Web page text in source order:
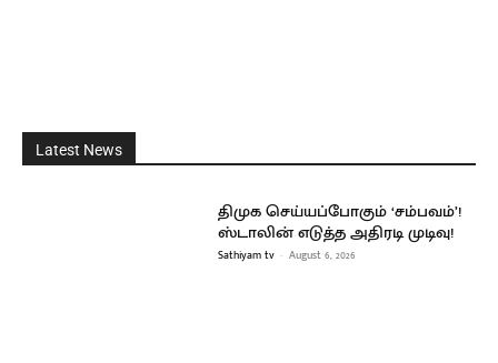
Latest News
திமுக செய்யப்போகும் ‘சம்பவம்’!
ஸ்டாலின் எடுத்த அதிரடி முடிவு!
Sathiyam tv - August 6, 2026